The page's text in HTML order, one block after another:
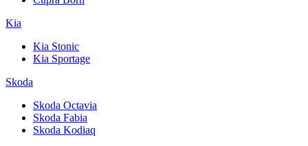
Kia
Kia Stonic
Kia Sportage
Skoda
Skoda Octavia
Skoda Fabia
Skoda Kodiaq